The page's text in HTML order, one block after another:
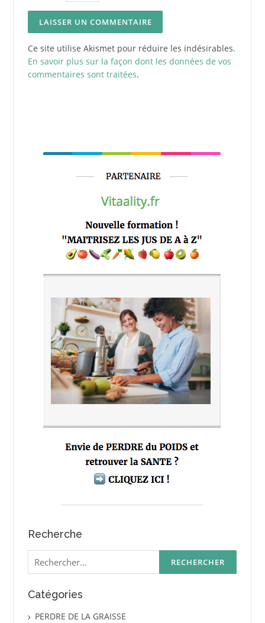
Ce site utilise Akismet pour réduire les indésirables.
En savoir plus sur la façon dont les données de vos
commentaires sont traitées.
Recherche
Rechercher :
Catégories
PERDRE DE LA GRAISSE